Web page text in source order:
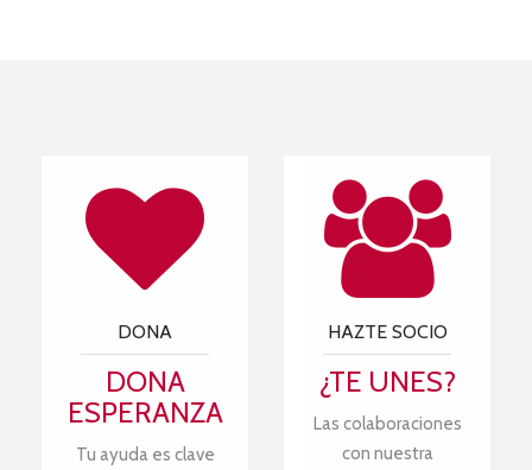
DONA
DONA
ESPERANZA
Tu ayuda es clave
HAZTE SOCIO
¿TE UNES?
Las colaboraciones
con nuestra